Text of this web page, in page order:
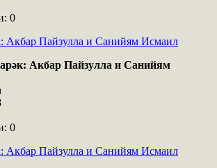
0
Акбар Пайзулла и Санийям
0